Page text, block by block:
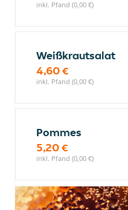
inkl. Pfand (0,00 €)
Weißkrautsalat
4,60 €
inkl. Pfand (0,00 €)
Pommes
5,20 €
inkl. Pfand (0,00 €)